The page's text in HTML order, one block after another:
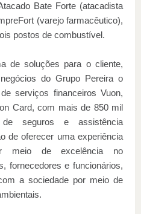
Bate Forte (atacadista
(varejo farmacêutico),
postos de combustível.
de soluções para o cliente,
do Grupo Pereira o
serviços financeiros Vuon,
Card, com mais de 850 mil
seguros e assistência
de oferecer uma experiência
meio de excelência no
fornecedores e funcionários,
a sociedade por meio de